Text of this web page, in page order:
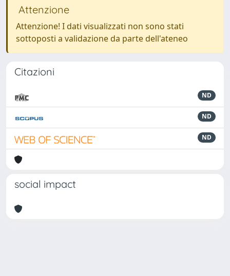
Attenzione
Attenzione! I dati visualizzati non sono stati
sottoposti a validazione da parte dell'ateneo
Citazioni
ND
ND
ND
social impact